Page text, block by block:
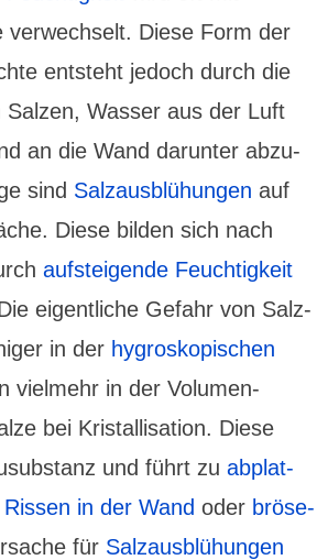
ver­wech­selt. Diese Form der
ent­steht jedoch durch die
Salzen, Wasser aus der Luft
an die Wand darunter abzu­
sind Salz­aus­blü­hungen auf
Diese bilden sich nach
auf­stei­gende Feuch­tig­keit
eigent­liche Gefahr von Salz­
in der hygros­kopischen
viel­mehr in der Volumen­
bei Kristal­lisation. Diese
und führt zu abplat­
Rissen in der Wand oder bröse­
für Salzaus­blü­hungen